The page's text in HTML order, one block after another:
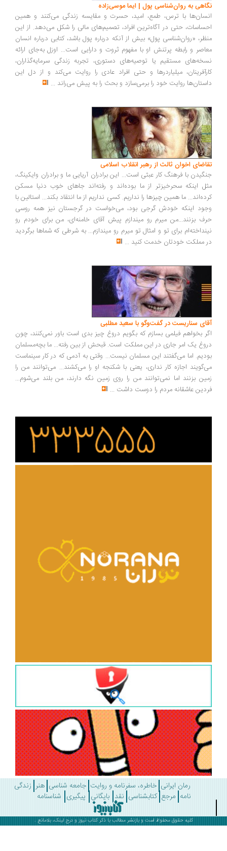
به روان‌شناسی پول | ایما موسی‌زاده
با ترس، طمع، امید، حسرت و مقایسه زندگی می‌کنند و همین
حتی در آگاه‌ترین افراد، تصمیم‌های مالی را شکل می‌دهد. از این
«روان‌شناسی پول» بیش از آنکه درباره پول باشد، کتابی درباره انسان
و رابطه پرتنش او با مفهوم ثروت و دارایی است... اوزل به‌جای ارائه
مستقیم یا توصیه‌های دستوری، تجربه زندگی سرمایه‌گذاران،
میلیاردرها و حتی افراد عادی را روایت می‌کند و از دل این
روایت خود را برمی‌سازد و بحث را به پیش می‌راند...
اخوان ثالث از رهبر انقلاب اسلامی
با فرهنگ کار عبثی است... این برادران آریایی ما و برادران وایکینگ،
اینکه سحرخیزتر از ما بوده‌اند و رفته‌اند جاهای خوب دنیا مسکن
ما همین چیزها را نداریم. کسی نداریم از ما انتقاد بکند... استالین با
اینکه خودش گرجی بود، می‌خواست در گرجستان نیز همه روسی
بزنند...من میرم رو میندازم پیش آقای خامنه‌ای، من برای خودم رو
برای تو و امثال تو میرم رو میندازم... به شرطی که شماها برگردید
مملکت خودتان خدمت کنید...
سناریست در گفت‌وگو با سعید مطلبی
بخواهم فیلمی بسازم که بگویم دروغ چیز بدی است باور نمی‌کنند، چون
یک امر جاری در این مملکت است. قبحش از بین رفته... ما بچه‌مسلمان
اما می‌گفتند این مسلمان نیست... وقتی به آدمی که در کار سینماست
اجازه کار نداری، یعنی با شکنجه او را می‌کشند... می‌توانند من را
بزنند اما نمی‌توانند من را روی زمین نگه دارند، من بلند می‌شوم...
عاشقانه مردم را دوست داشت ...
رمان ایرانی خاطره، سفرنامه و روایت جامعه شناسی هنر زندگی
مرجع کتابشناسی نقد بایگانی پیگیری شناسنامه
کلیه حقوق محفوظ است و بازنشر مطالب با ذکرکتاب نیوزو درج لینک، بلامانع .